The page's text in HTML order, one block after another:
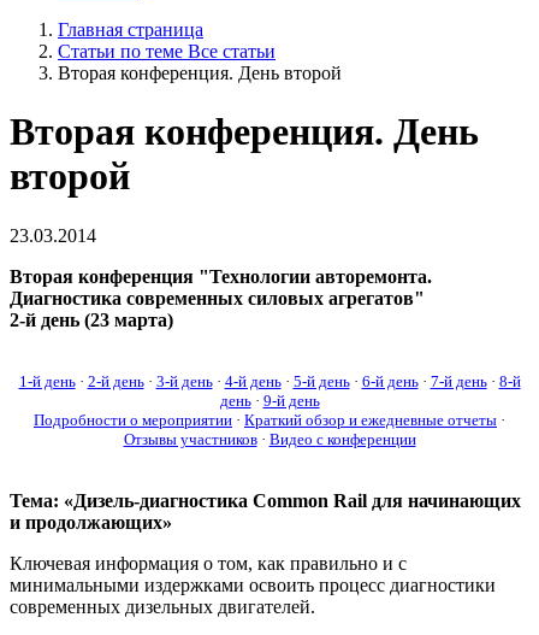
Главная страница
Статьи по теме Все статьи
Вторая конференция. День второй
Вторая конференция. День
второй
23.03.2014
Вторая конференция "Технологии авторемонта.
Диагностика современных силовых агрегатов"
2-й день (23 марта)
1-й день· 2-й день· 3-й день· 4-й день· 5-й день· 6-й день· 7-й день· 8-й
день· 9-й день
Подробности о мероприятии · Краткий обзор и ежедневные отчеты ·
Отзывы участников· Видео с конференции
Тема: «Дизель-диагностика Common Rail для начинающих
и продолжающих»
Ключевая информация о том, как правильно и с
минимальными издержками освоить процесс диагностики
современных дизельных двигателей.